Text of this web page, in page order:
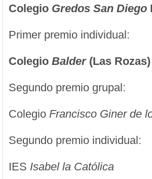
Colegio Gredos San Diego
Primer premio individual:
Colegio Balder (Las Rozas)
Segundo premio grupal:
Colegio Francisco Giner de
Segundo premio individual:
IES Isabel la Católica